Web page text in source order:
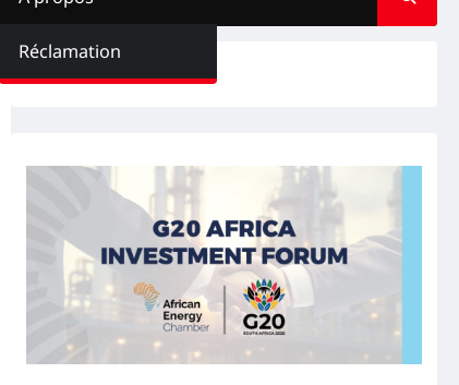
Réclamation